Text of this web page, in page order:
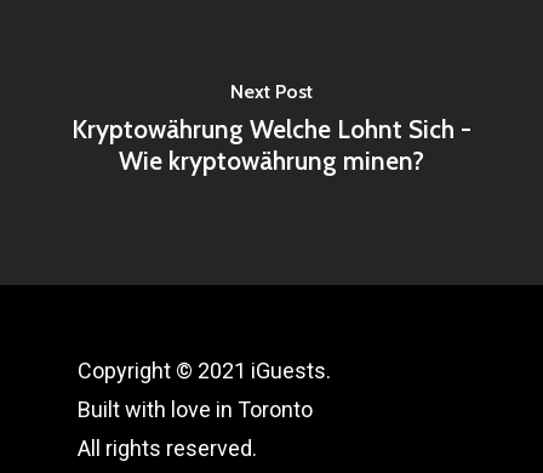
Next Post
Kryptowährung Welche Lohnt Sich -
Wie kryptowährung minen?
Copyright © 2021 iGuests.
Built with love in Toronto
All rights reserved.